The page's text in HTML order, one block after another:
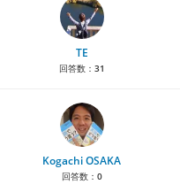
TE
回答数： 31
Kogachi OSAKA
回答数： 0